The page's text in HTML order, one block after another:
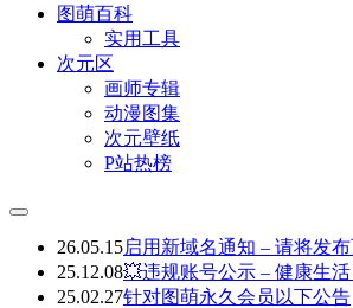
图萌百科
实用工具
次元区
画师专辑
动漫图集
次元壁纸
P站热榜
26.05.15启用新域名通知 – 请将发
25.12.08💥违规账号公示 – 健康生
25.02.27针对图萌永久会员以下公告